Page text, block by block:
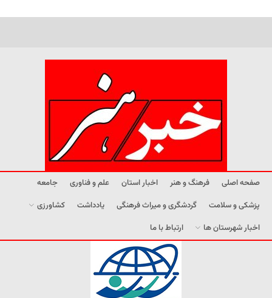
صفحه اصلی فرهنگ و هنر اخبار استان علم و فناوری
جامعه
پزشکی و سلامت
گردشگری و میراث فرهنگی یادداشت
کشاورزی
اخبار شهرستان ها
ارتباط با ما